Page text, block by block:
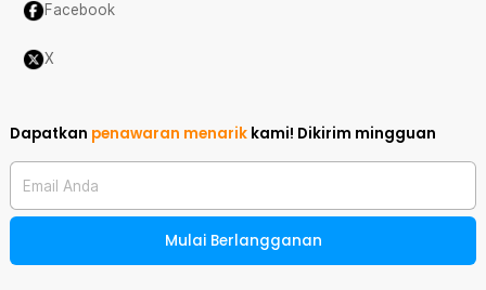
Facebook
X
Dapatkan penawaran menarik kami! Dikirim mingguan
Email Anda
Mulai Berlangganan